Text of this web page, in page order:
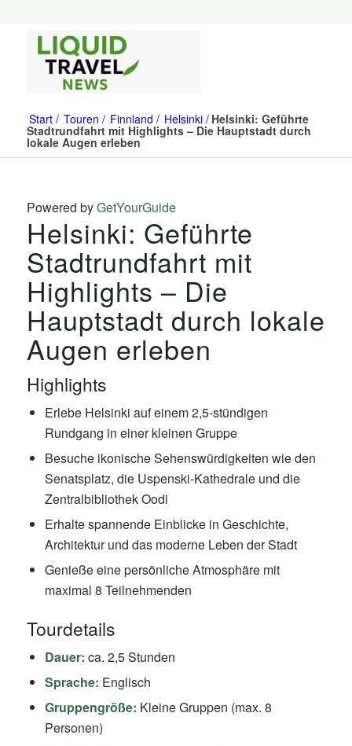
Start Touren Finnland Helsinki Helsinki: Geführte
Stadtrundfahrt mit Highlights – Die Hauptstadt durch
lokale Augen erleben
Powered byGetYourGuide
Helsinki: Geführte
Stadtrundfahrt mit
Highlights – Die
Hauptstadt durch lokale
Augen erleben
Highlights
Erlebe Helsinki auf einem 2,5-stündigen
Rundgang in einer kleinen Gruppe
Besuche ikonische Sehenswürdigkeiten wie den
Senatsplatz, die Uspenski-Kathedrale und die
Zentralbibliothek Oodi
Erhalte spannende Einblicke in Geschichte,
Architektur und das moderne Leben der Stadt
Genieße eine persönliche Atmosphäre mit
maximal 8 Teilnehmenden
Tourdetails
Dauer: ca. 2,5 Stunden
Sprache: Englisch
Gruppengröße: Kleine Gruppen (max. 8
Personen)